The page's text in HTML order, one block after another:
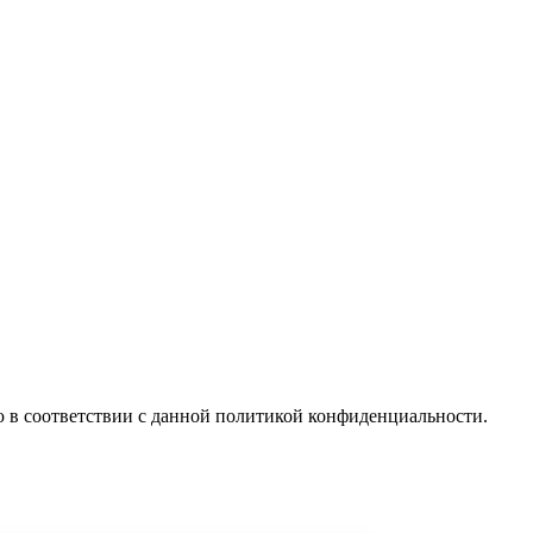
соответствии с данной политикой конфиденциальности.